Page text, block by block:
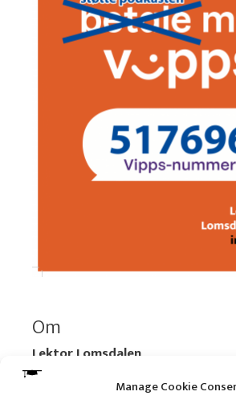
Manage Cookie
Om
Lektor Lomsdalen
Organisasjonsnummer:
920 712